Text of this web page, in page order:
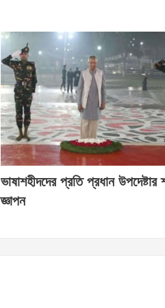
ভাষাশহীদদের প্রতি প্রধান উপদেষ্টার
জ্ঞাপন